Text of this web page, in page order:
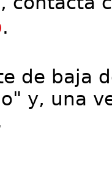
.
de baja
y, una